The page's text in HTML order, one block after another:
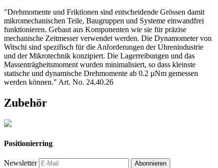
"Drehmomente und Friktionen sind entscheidende Grössen damit
mikromechanischen Teile, Baugruppen und Systeme einwandfrei
funktionieren. Gebaut aus Komponenten wie sie für präzise
mechanische Zeitmesser verwendet werden. Die Dynamometer von
Witschi sind spezifisch für die Anforderungen der Uhrenindustrie
und der Mikrotechnik konzipiert. Die Lagerreibungen und das
Massenträgheitsmoment wurden minimalisiert, so dass kleinste
statische und dynamische Drehmomente ab 0.2 µNm gemessen
werden können." Art. No. 24.40.26
Zubehör
Positionierring
Newsletter Abonnieren